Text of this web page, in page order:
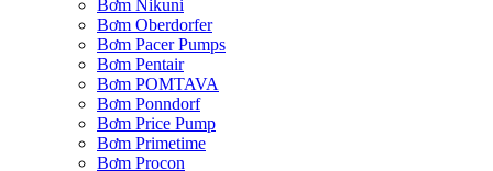
Bơm Nikuni
Bơm Oberdorfer
Bơm Pacer Pumps
Bơm Pentair
Bơm POMTAVA
Bơm Ponndorf
Bơm Price Pump
Bơm Primetime
Bơm Procon